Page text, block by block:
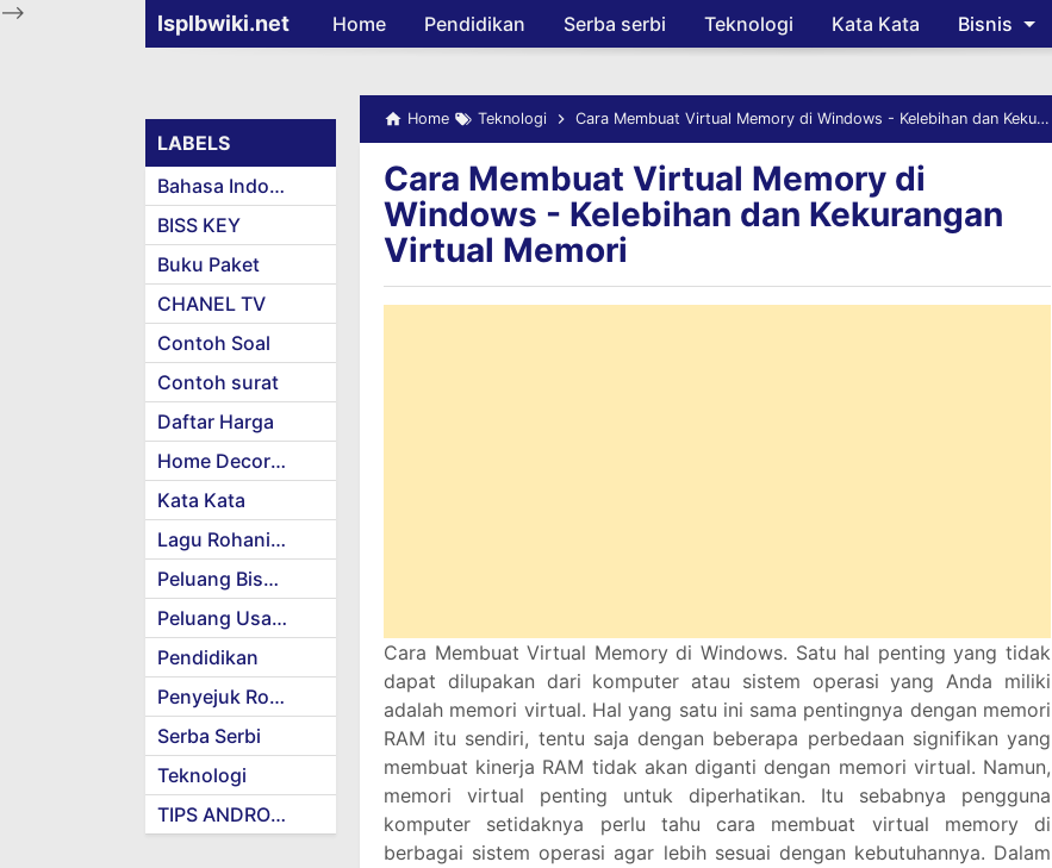
-->
Skip to main content
Isplbwiki.net Home Pendidikan Serba serbi Teknologi Kata Kata Bisnis
Home Teknologi Cara Membuat Virtual Memory di Windows - Kelebihan dan Kekurangan Virtual Memori
Cara Membuat Virtual Memory di
Windows - Kelebihan dan Kekurangan
Virtual Memori
Cara Membuat Virtual Memory di Windows. Satu hal penting yang tidak
dapat dilupakan dari komputer atau sistem operasi yang Anda miliki
adalah memori virtual. Hal yang satu ini sama pentingnya dengan memori
RAM itu sendiri, tentu saja dengan beberapa perbedaan signifikan yang
membuat kinerja RAM tidak akan diganti dengan memori virtual. Namun,
memori virtual penting untuk diperhatikan. Itu sebabnya pengguna
komputer setidaknya perlu tahu cara membuat virtual memory di
berbagai sistem operasi agar lebih sesuai dengan kebutuhannya. Dalam
LABELS
Bahasa Indonesia
BISS KEY
Buku Paket
CHANEL TV
Contoh Soal
Contoh surat
Daftar Harga
Home Decoration
Kata Kata
Lagu Rohani Kristen
Peluang Bisnis
Peluang Usaha
Pendidikan
Penyejuk Rohani
Serba Serbi
Teknologi
TIPS ANDROID